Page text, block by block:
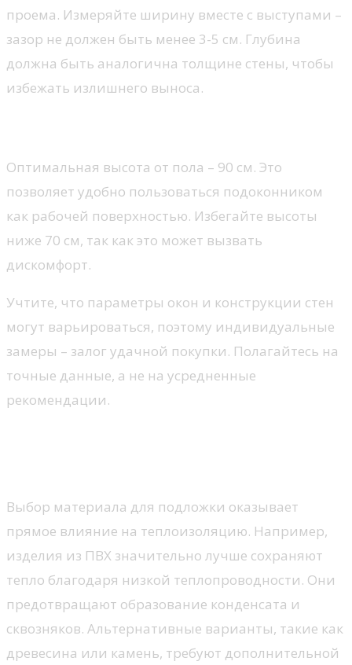
проема. Измеряйте ширину вместе с выступами –
зазор не должен быть менее 3-5 см. Глубина
должна быть аналогична толщине стены, чтобы
избежать излишнего выноса.
Оптимальная высота от пола – 90 см. Это
позволяет удобно пользоваться подоконником
как рабочей поверхностью. Избегайте высоты
ниже 70 см, так как это может вызвать
дискомфорт.
Учтите, что параметры окон и конструкции стен
могут варьироваться, поэтому индивидуальные
замеры – залог удачной покупки. Полагайтесь на
точные данные, а не на усредненные
рекомендации.
Выбор материала для подложки оказывает
прямое влияние на теплоизоляцию. Например,
изделия из ПВХ значительно лучше сохраняют
тепло благодаря низкой теплопроводности. Они
предотвращают образование конденсата и
сквозняков. Альтернативные варианты, такие как
древесина или камень, требуют дополнительной